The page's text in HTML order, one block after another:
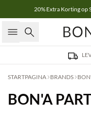
20% Extra Korting op
Zoeken
STARTPAGINA BRANDS
BON'A